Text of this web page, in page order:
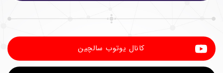
کانال یوتوب سالچین